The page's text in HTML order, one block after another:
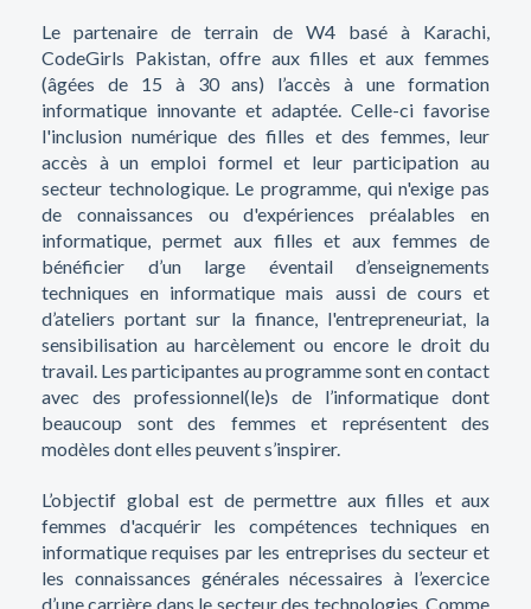
Le partenaire de terrain de W4 basé à Karachi,
CodeGirls Pakistan, offre aux filles et aux femmes
(âgées de 15 à 30 ans) l’accès à une formation
informatique innovante et adaptée. Celle-ci favorise
l'inclusion numérique des filles et des femmes, leur
accès à un emploi formel et leur participation au
secteur technologique. Le programme, qui n'exige pas
de connaissances ou d'expériences préalables en
informatique, permet aux filles et aux femmes de
bénéficier d’un large éventail d’enseignements
techniques en informatique mais aussi de cours et
d’ateliers portant sur la finance, l'entrepreneuriat, la
sensibilisation au harcèlement ou encore le droit du
travail. Les participantes au programme sont en contact
avec des professionnel(le)s de l’informatique dont
beaucoup sont des femmes et représentent des
modèles dont elles peuvent s’inspirer.
L’objectif global est de permettre aux filles et aux
femmes d'acquérir les compétences techniques en
informatique requises par les entreprises du secteur et
les connaissances générales nécessaires à l’exercice
d’une carrière dans le secteur des technologies. Comme